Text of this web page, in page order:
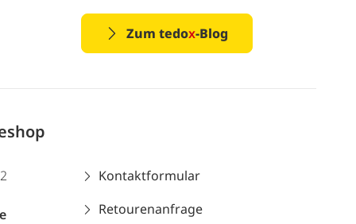
Zum tedox-Blog
Kontaktformular
Retourenanfrage